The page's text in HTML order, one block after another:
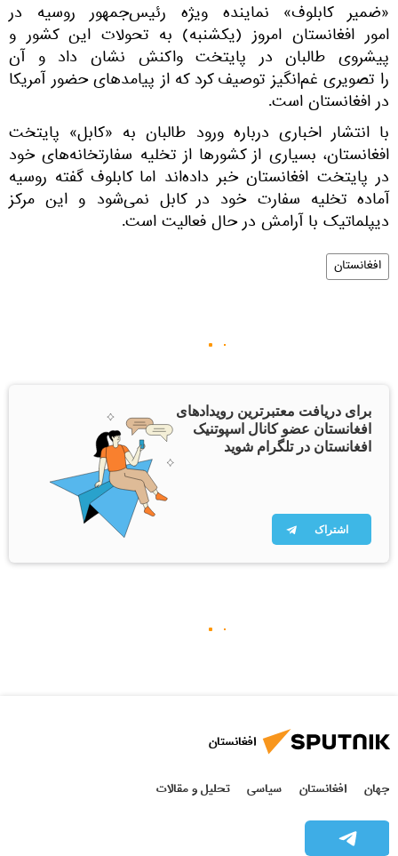
«ضمیر کابلوف» نماینده ویژه رئیس‌جمهور روسیه در
امور افغانستان امروز (یکشنبه) به تحولات این کشور و
پیشروی طالبان در پایتخت واکنش نشان داد و آن
را تصویری غم‌انگیز توصیف کرد که از پیامدهای حضور آمریکا
در افغانستان است.
با انتشار اخباری درباره ورود طالبان به «کابل» پایتخت
افغانستان، بسیاری از کشورها از تخلیه سفارتخانه‌های خود
در پایتخت افغانستان خبر داده‌اند اما کابلوف گفته روسیه
آماده تخلیه سفارت خود در کابل نمی‌شود و این مرکز
دیپلماتیک با آرامش در حال فعالیت است.
افغانستان
برای دریافت معتبرترین رویدادهای
افغانستان عضو کانال اسپوتنیک
افغانستان در تلگرام شوید
اشتراک
افغانستان
جهان افغانستان سیاسی تحلیل و مقالات